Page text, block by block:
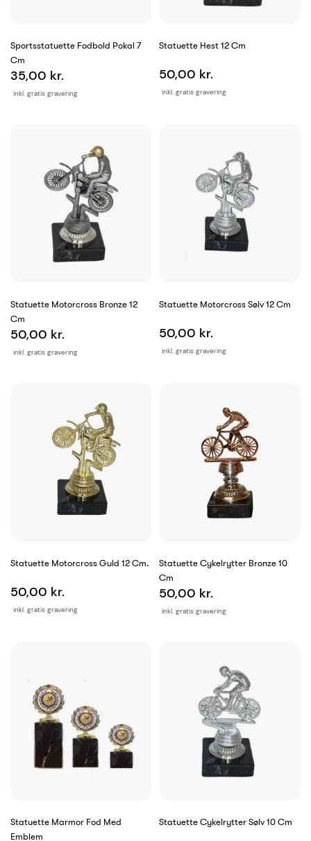
Sportsstatuette Fodbold Pokal 7
Cm
inkl. gratis gravering
35,00 kr.
Statuette Hest 12 Cm
inkl. gratis gravering
50,00 kr.
Statuette Motorcross Bronze 12
Cm
inkl. gratis gravering
50,00 kr.
Statuette Motorcross Sølv 12 Cm
inkl. gratis gravering
50,00 kr.
Statuette Motorcross Guld 12 Cm.
inkl. gratis gravering
50,00 kr.
Statuette Cykelrytter Bronze 10
Cm
inkl. gratis gravering
50,00 kr.
Statuette Marmor Fod Med
Emblem
Statuette Cykelrytter Sølv 10 Cm